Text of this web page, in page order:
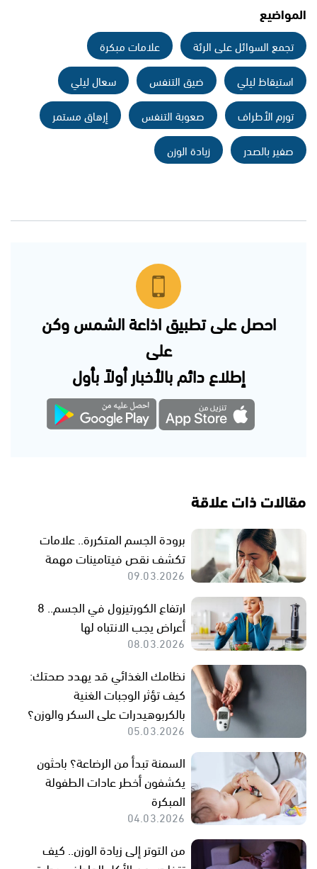
المواضيع
تجمع السوائل على الرئة
علامات مبكرة
استيقاظ ليلي
ضيق التنفس
سعال ليلي
تورم الأطراف
صعوبة التنفس
إرهاق مستمر
صفير بالصدر
زيادة الوزن
احصل على تطبيق اذاعة الشمس وكن
على
إطلاع دائم بالأخبار أولاً بأول
مقالات ذات علاقة
برودة الجسم المتكررة.. علامات
تكشف نقص فيتامينات مهمة
09.03.2026
ارتفاع الكورتيزول في الجسم.. 8
أعراض يجب الانتباه لها
08.03.2026
نظامك الغذائي قد يهدد صحتك:
كيف تؤثر الوجبات الغنية
بالكربوهيدرات على السكر والوزن؟
05.03.2026
السمنة تبدأ من الرضاعة؟ باحثون
يكشفون أخطر عادات الطفولة
المبكرة
04.03.2026
من التوتر إلى زيادة الوزن.. كيف